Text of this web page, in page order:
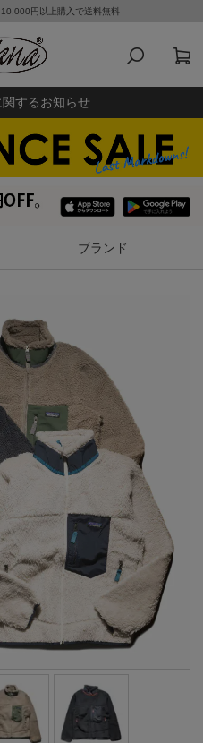
円以上購入で送料無料
するお知らせ
ブランド